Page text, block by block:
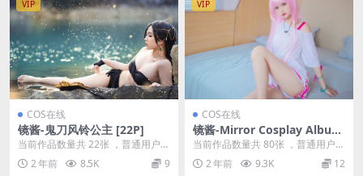
VIP
COS在线
镜酱-鬼刀风铃公主 [22P]
当前作品数量共 22张 ，普通用户免
费查看前三张；会员全站免费看：
解锁会员权限镜...
2 年前 8.5K 9
VIP
COS在线
镜酱-Mirror Cosplay Album
[80P]
当前作品数量共 80张 ，普通用户免
费查看前三张；会员全站免费看：
解锁会员权限镜...
2 年前 9.3K 12